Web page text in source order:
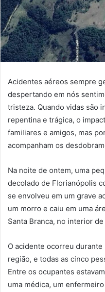
Acidentes aéreos sempre
despertando em nós
tristeza. Quando vidas são
repentina e trágica, o
familiares e amigos, mas
acompanham os
Na noite de ontem, uma
decolado de Florianópolis
se envolveu em um grave
um morro e caiu em uma
Santa Branca, no interior de
O acidente ocorreu
região, e todas as cinco
Entre os ocupantes
uma médica, um